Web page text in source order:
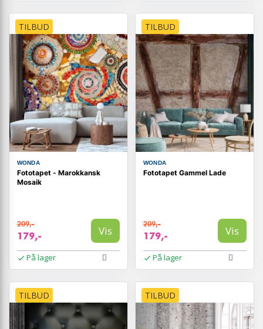
TILBUD
WONDA
Fototapet - Marokkansk
Mosaik
209,-
179,- Vis
På lager
TILBUD
WONDA
Fototapet Gammel Lade
209,-
179,- Vis
På lager
TILBUD TILBUD